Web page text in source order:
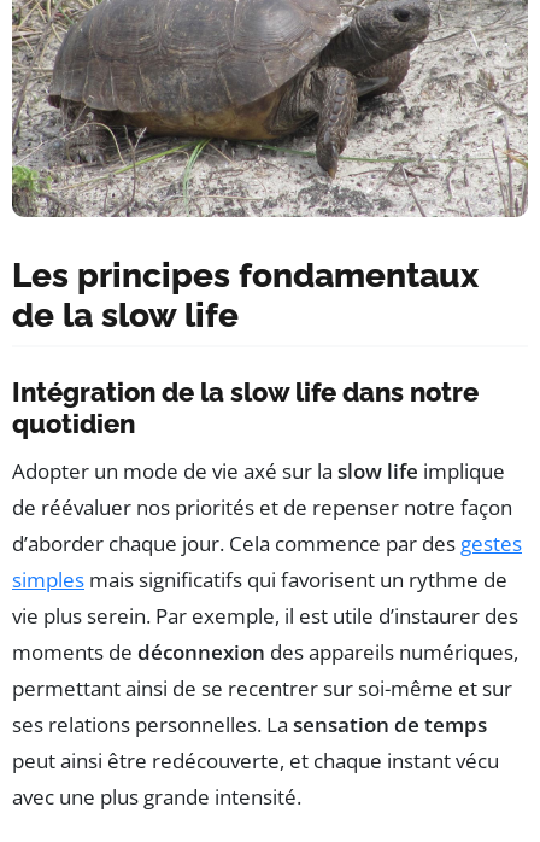
Les principes fondamentaux
de la slow life
Intégration de la slow life dans notre
quotidien
Adopter un mode de vie axé sur la slow life implique
de réévaluer nos priorités et de repenser notre façon
d’aborder chaque jour. Cela commence par des gestes
simples mais significatifs qui favorisent un rythme de
vie plus serein. Par exemple, il est utile d’instaurer des
moments de déconnexion des appareils numériques,
permettant ainsi de se recentrer sur soi-même et sur
ses relations personnelles. La sensation de temps
peut ainsi être redécouverte, et chaque instant vécu
avec une plus grande intensité.